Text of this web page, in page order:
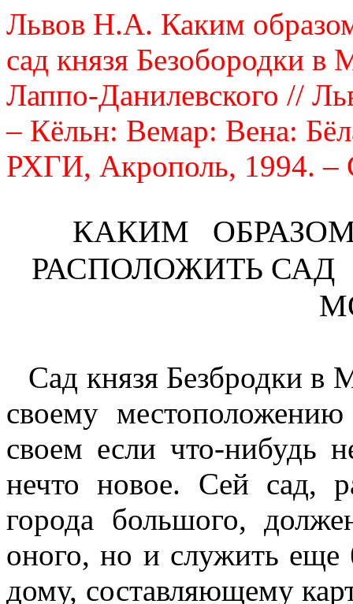
Львов Н.А. Каким
сад князя Безобородки
Лаппо-Данилевского //
– Кёльн: Вемар: Вена:
РХГИ, Акрополь, 1994. –
КАКИМ
РАСПОЛОЖИТЬ САД
Сад князя Безбродки в
своему
своем если что-нибудь
нечто новое. Сей сад,
города большого,
оного, но и служить еще
дому, составляющему